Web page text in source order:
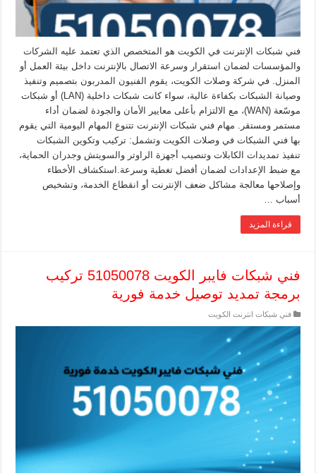
فني شبكات الإنترنت في الكويت هو المتخصص الذي تعتمد عليه الشركات
والمؤسسات لضمان استقرار وسرعة الاتصال بالإنترنت داخل بيئة العمل أو
المنزل. في شركة وصلات الكويت، يقوم الفنيون المدربون بتصميم وتنفيذ
وصيانة الشبكات بكفاءة عالية، سواء كانت شبكات داخلية (LAN) أو شبكات
موسّعة (WAN)، مع الالتزام بأعلى معايير الأمان والجودة لضمان أداء
مستمر ومستقر. مهام فني شبكات الإنترنت تتنوع المهام اليومية التي يقوم
بها فني الشبكات في وصلات الكويت وتشمل: تركيب وتكوين الشبكات
تنفيذ تمديدات الكابلات وتنصيب أجهزة الراوتر والسويتش وجدران الحماية،
مع ضبط الإعدادات لضمان أفضل تغطية وسرعة.استكشاف الأخطاء
وإصلاحها معالجة مشاكل ضعف الإنترنت أو انقطاع الخدمة، وتشخيص
أسباب …
قراءة المزيد
فني شبكات فايبر الكويت 51050078 تركيب
برمجة تمديد توصيل خدمة فورية
فني شبكات انترنت الكويت